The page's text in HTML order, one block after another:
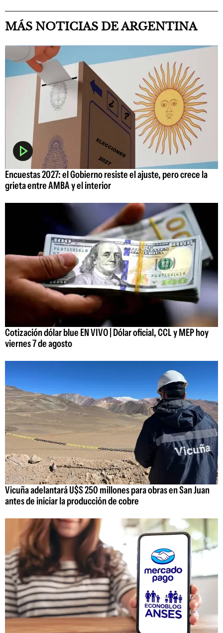
MÁS NOTICIAS DE ARGENTINA
Encuestas 2027: el Gobierno resiste el ajuste, pero crece la
grieta entre AMBA y el interior
Cotización dólar blue EN VIVO | Dólar oficial, CCL y MEP hoy
viernes 7 de agosto
Vicuña adelantará U$S 250 millones para obras en San Juan
antes de iniciar la producción de cobre